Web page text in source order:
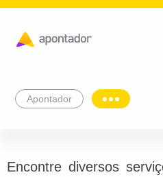
Apontador
Encontre diversos